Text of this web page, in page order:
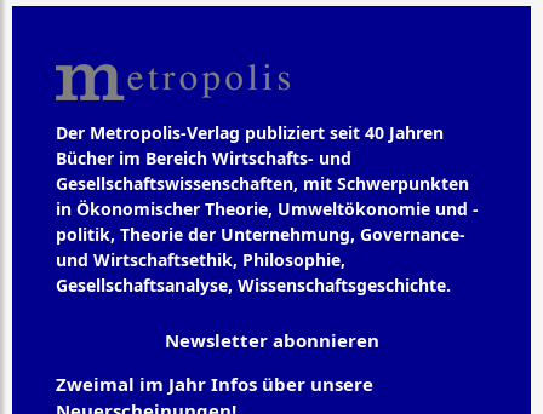
Der Metropolis-Verlag publiziert seit 40 Jahren
Bücher im Bereich Wirtschafts- und
Gesellschaftswissenschaften, mit Schwerpunkten
in Ökonomischer Theorie, Umweltökonomie und -
politik, Theorie der Unternehmung, Governance-
und Wirtschaftsethik, Philosophie,
Gesellschaftsanalyse, Wissenschaftsgeschichte.
Newsletter abonnieren
Zweimal im Jahr Infos über unsere